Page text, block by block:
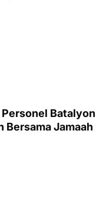
Batalyon
Bersama Jamaah